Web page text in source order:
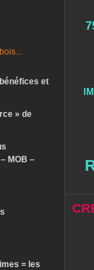
et
» de
MOB –
= les